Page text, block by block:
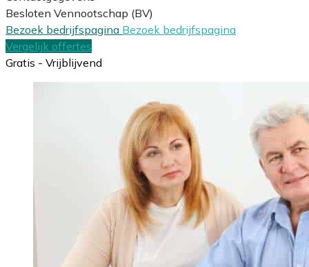
Besloten Vennootschap (BV)
Bezoek bedrijfspagina Bezoek bedrijfspagina
Vergelijk offertes
Gratis - Vrijblijvend